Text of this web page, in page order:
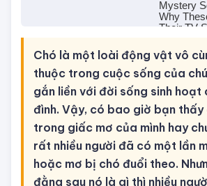
Chó là một loài động vật vô
thuộc trong cuộc sống của
gắn liền với đời sống sinh hoạt
đình. Vậy, có bao giờ bạn thấy
trong giấc mơ của mình hay
rất nhiều người đã có một lần